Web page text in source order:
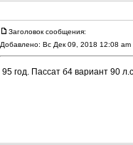
Заголовок сообщения:
Добавлено: Вс Дек 09, 2018 12:08 am
95 год. Пассат б4 вариант 90